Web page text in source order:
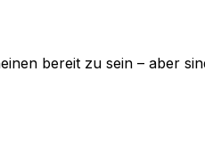
bereit zu sein – aber